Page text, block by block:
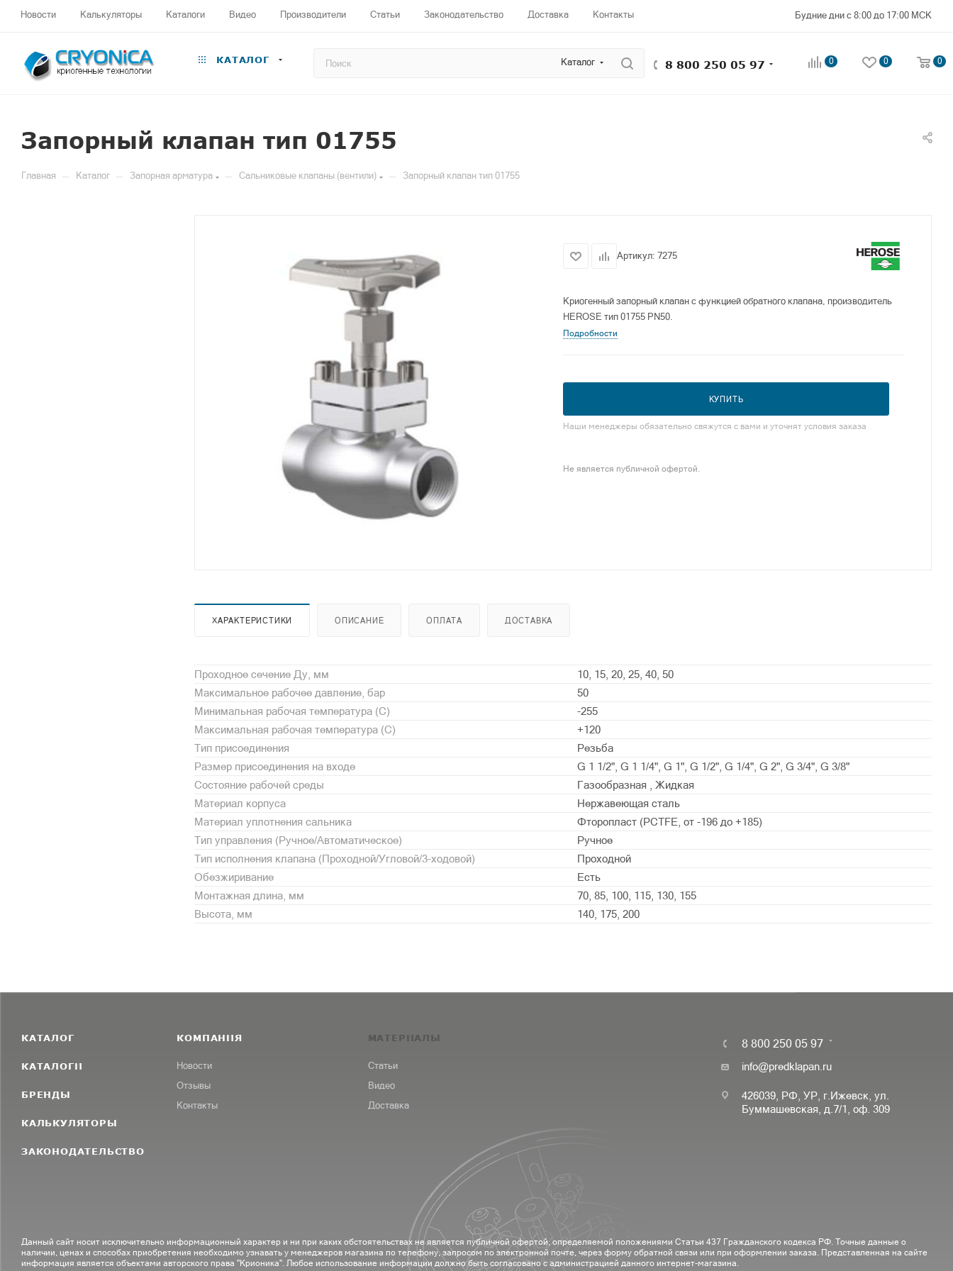
Новости Калькуляторы Каталоги Видео Производители Статьи Законодательство Доставка Контакты Будние дни с 8:00 до 17:00 МСК
КАТАЛОГ Каталог 8 800 250 05 97 0 0 0
Запорный клапан тип 01755
Главная — Каталог — Запорная арматура — Сальниковые клапаны (вентили) — Запорный клапан тип 01755
Артикул: 7275
Криогенный запорный клапан с функцией обратного клапана, производитель
HEROSE тип 01755 PN50.
Подробности
КУПИТЬ
Наши менеджеры обязательно свяжутся с вами и уточнят условия заказа
Не является публичной офертой.
ХАРАКТЕРИСТИКИ ОПИСАНИЕ ОПЛАТА ДОСТАВКА
Проходное сечение Ду, мм
10, 15, 20, 25, 40, 50
Максимальное рабочее давление, бар
50
Минимальная рабочая температура (С)
-255
Максимальная рабочая температура (С)
+120
Тип присоединения
Резьба
Размер присоединения на входе
G 1 1/2", G 1 1/4", G 1", G 1/2", G 1/4", G 2", G 3/4", G 3/8"
Состояние рабочей среды
Газообразная , Жидкая
Материал корпуса
Нержавеющая сталь
Материал уплотнения сальника
Фторопласт (PСTFE, от -196 до +185)
Тип управления (Ручное/Автоматическое)
Ручное
Тип исполнения клапана (Проходной/Угловой/3-ходовой)
Проходной
Обезжиривание
Есть
Монтажная длина, мм
70, 85, 100, 115, 130, 155
Высота, мм
140, 175, 200
КАТАЛОГ
КАТАЛОГИ
БРЕНДЫ
КАЛЬКУЛЯТОРЫ
ЗАКОНОДАТЕЛЬСТВО
КОМПАНИЯ
Новости
Отзывы
Контакты
МАТЕРИАЛЫ
Статьи
Видео
Доставка
8 800 250 05 97
info@predklapan.ru
426039, РФ, УР, г.Ижевск, ул.
Буммашевская, д.7/1, оф. 309
Данный сайт носит исключительно информационный характер и ни при каких обстоятельствах не является публичной офертой, определяемой положениями Статьи 437 Гражданского кодекса РФ. Точные данные о
наличии, ценах и способах приобретения необходимо узнавать у менеджеров магазина по телефону, запросом по электронной почте, через форму обратной связи или при оформлении заказа. Представленная на сайте
информация является объектами авторского права "Крионика". Любое использование информации должно быть согласовано с администрацией данного интернет-магазина.